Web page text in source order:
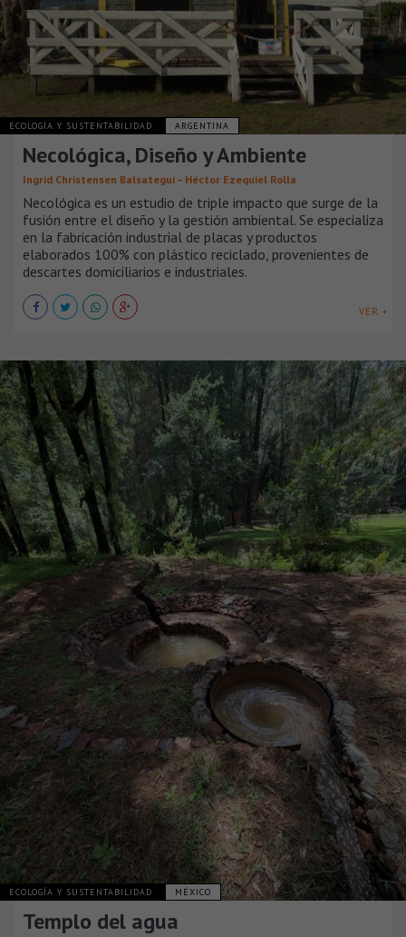
ECOLOGÍA Y SUSTENTABILIDAD ARGENTINA
Necológica, Diseño y Ambiente
Ingrid Christensen Balsategui – Héctor Ezequiel Rolla
Necológica es un estudio de triple impacto que surge de la
fusión entre el diseño y la gestión ambiental. Se especializa
en la fabricación industrial de placas y productos
elaborados 100% con plástico reciclado, provenientes de
descartes domiciliarios e industriales.
VER +
ECOLOGÍA Y SUSTENTABILIDAD MÉXICO
Templo del agua